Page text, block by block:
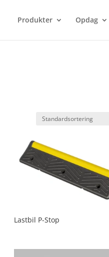
Produkter Opdag
Lastbil P-Stop